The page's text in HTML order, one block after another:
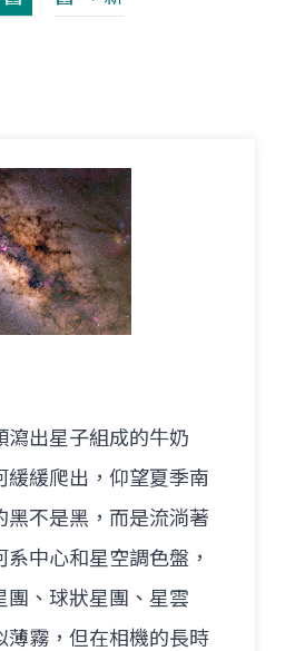
瀉出星子組成的牛奶
緩緩爬出，仰望夏季南
黑不是黑，而是流淌著
中心和星空調色盤，
團、球狀星團、星雲
薄霧，但在相機的長時